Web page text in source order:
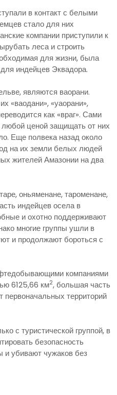
в контакт с белыми
стало для них
компании приступили к
леса и строить
для жизни, была
индейцев Эквадора.
являются ваорани.
«ваодани», «уаорани»,
как «враг». Сами
любой ценой защищать от них
Еще полвека назад около
на их земли белых людей
жителей Амазонии на два
оньяменане, тароменане,
индейцев осела в
и охотно поддерживают
многие группы ушли в
и продолжают бороться с
компаниями
6125,66 км2, большая часть
первоначальных территорий
с туристической группой, в
безопасность
и убивают чужаков без